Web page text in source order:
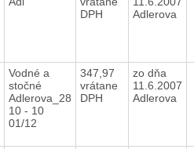
DPH
Adlerova
Vodné a
stočné
Adlerova_28
10 - 10
01/12
347,97
vrátane
DPH
zo dňa
11.6.2007
Adlerova